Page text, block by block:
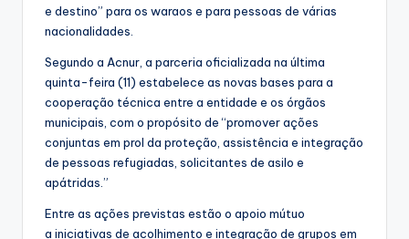
e destino” para os waraos e para pessoas de várias
nacionalidades.
Segundo a Acnur, a parceria oficializada na última
quinta-feira (11) estabelece as novas bases para a
cooperação técnica entre a entidade e os órgãos
municipais, com o propósito de “promover ações
conjuntas em prol da proteção, assistência e integração
de pessoas refugiadas, solicitantes de asilo e
apátridas.”
Entre as ações previstas estão o apoio mútuo
a iniciativas de acolhimento e integração de grupos em